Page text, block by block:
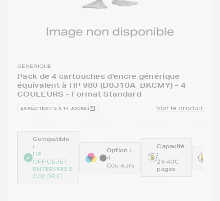
GENERIQUE
Pack de 4 cartouches d'encre générique
équivalent à HP 980 (D8J10A_BKCMY) - 4
COULEURS - Format Standard
EXPÉDITION : 6 À 14 JOURS Voir le produit
Compatible
:
HP
OFFICEJET
ENTERPRISE
COLOR FL...
Option :
4
Couleurs
Capacité
:
26 400
pages